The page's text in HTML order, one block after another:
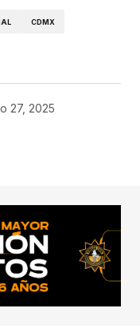
CDMX
27, 2025